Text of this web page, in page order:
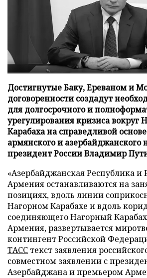
Достигнутые Баку, Ереваном и
договоренности создадут
для долгосрочного и
урегулирования кризиса вокруг
Карабаха на справедливой
армянского и азербайджанского
президент России Владимир
«Азербайджанская Республика и
Армения останавливаются на
позициях, вдоль линии
Нагорном Карабахе и вдоль
соединяющего Нагорный
Армения, развертывается
контингент Российской
ТАСС текст заявления
совместном заявлении с
Азербайджана и премьером